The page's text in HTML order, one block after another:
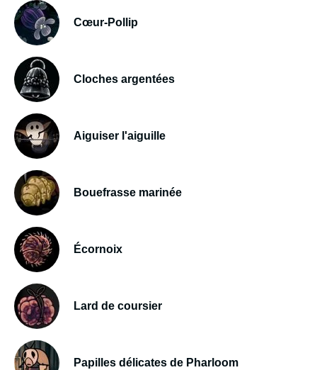
Cœur-Pollip
Cloches argentées
Aiguiser l'aiguille
Bouefrasse marinée
Écornoix
Lard de coursier
Papilles délicates de Pharloom